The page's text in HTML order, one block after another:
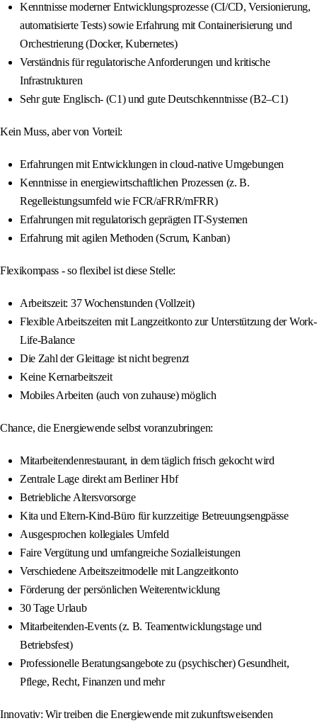
Kenntnisse moderner Entwicklungsprozesse (CI/CD, Versionierung,
automatisierte Tests) sowie Erfahrung mit Containerisierung und
Orchestrierung (Docker, Kubernetes)
Verständnis für regulatorische Anforderungen und kritische
Infrastrukturen
Sehr gute Englisch- (C1) und gute Deutschkenntnisse (B2–C1)
Kein Muss, aber von Vorteil:
Erfahrungen mit Entwicklungen in cloud-native Umgebungen
Kenntnisse in energiewirtschaftlichen Prozessen (z. B.
Regelleistungsumfeld wie FCR/aFRR/mFRR)
Erfahrungen mit regulatorisch geprägten IT-Systemen
Erfahrung mit agilen Methoden (Scrum, Kanban)
Flexikompass - so flexibel ist diese Stelle:
Arbeitszeit: 37 Wochenstunden (Vollzeit)
Flexible Arbeitszeiten mit Langzeitkonto zur Unterstützung der Work-
Life-Balance
Die Zahl der Gleittage ist nicht begrenzt
Keine Kernarbeitszeit
Mobiles Arbeiten (auch von zuhause) möglich
Chance, die Energiewende selbst voranzubringen:
Mitarbeitendenrestaurant, in dem täglich frisch gekocht wird
Zentrale Lage direkt am Berliner Hbf
Betriebliche Altersvorsorge
Kita und Eltern-Kind-Büro für kurzzeitige Betreuungsengpässe
Ausgesprochen kollegiales Umfeld
Faire Vergütung und umfangreiche Sozialleistungen
Verschiedene Arbeitszeitmodelle mit Langzeitkonto
Förderung der persönlichen Weiterentwicklung
30 Tage Urlaub
Mitarbeitenden-Events (z. B. Teamentwicklungstage und
Betriebsfest)
Professionelle Beratungsangebote zu (psychischer) Gesundheit,
Pflege, Recht, Finanzen und mehr
Innovativ: Wir treiben die Energiewende mit zukunftsweisenden